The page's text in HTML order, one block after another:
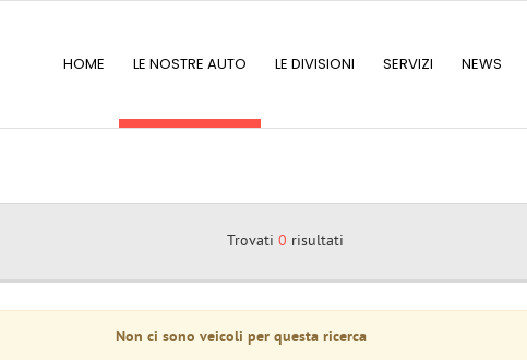
HOME LE NOSTRE AUTO LE DIVISIONI SERVIZI NEWS
Trovati 0 risultati
Non ci sono veicoli per questa ricerca